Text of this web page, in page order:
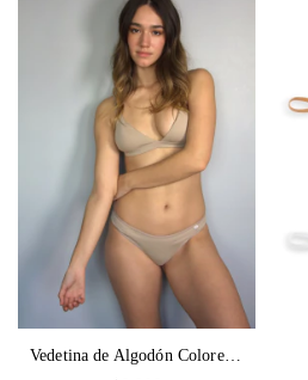
Vedetina de Algodón Colores-2063